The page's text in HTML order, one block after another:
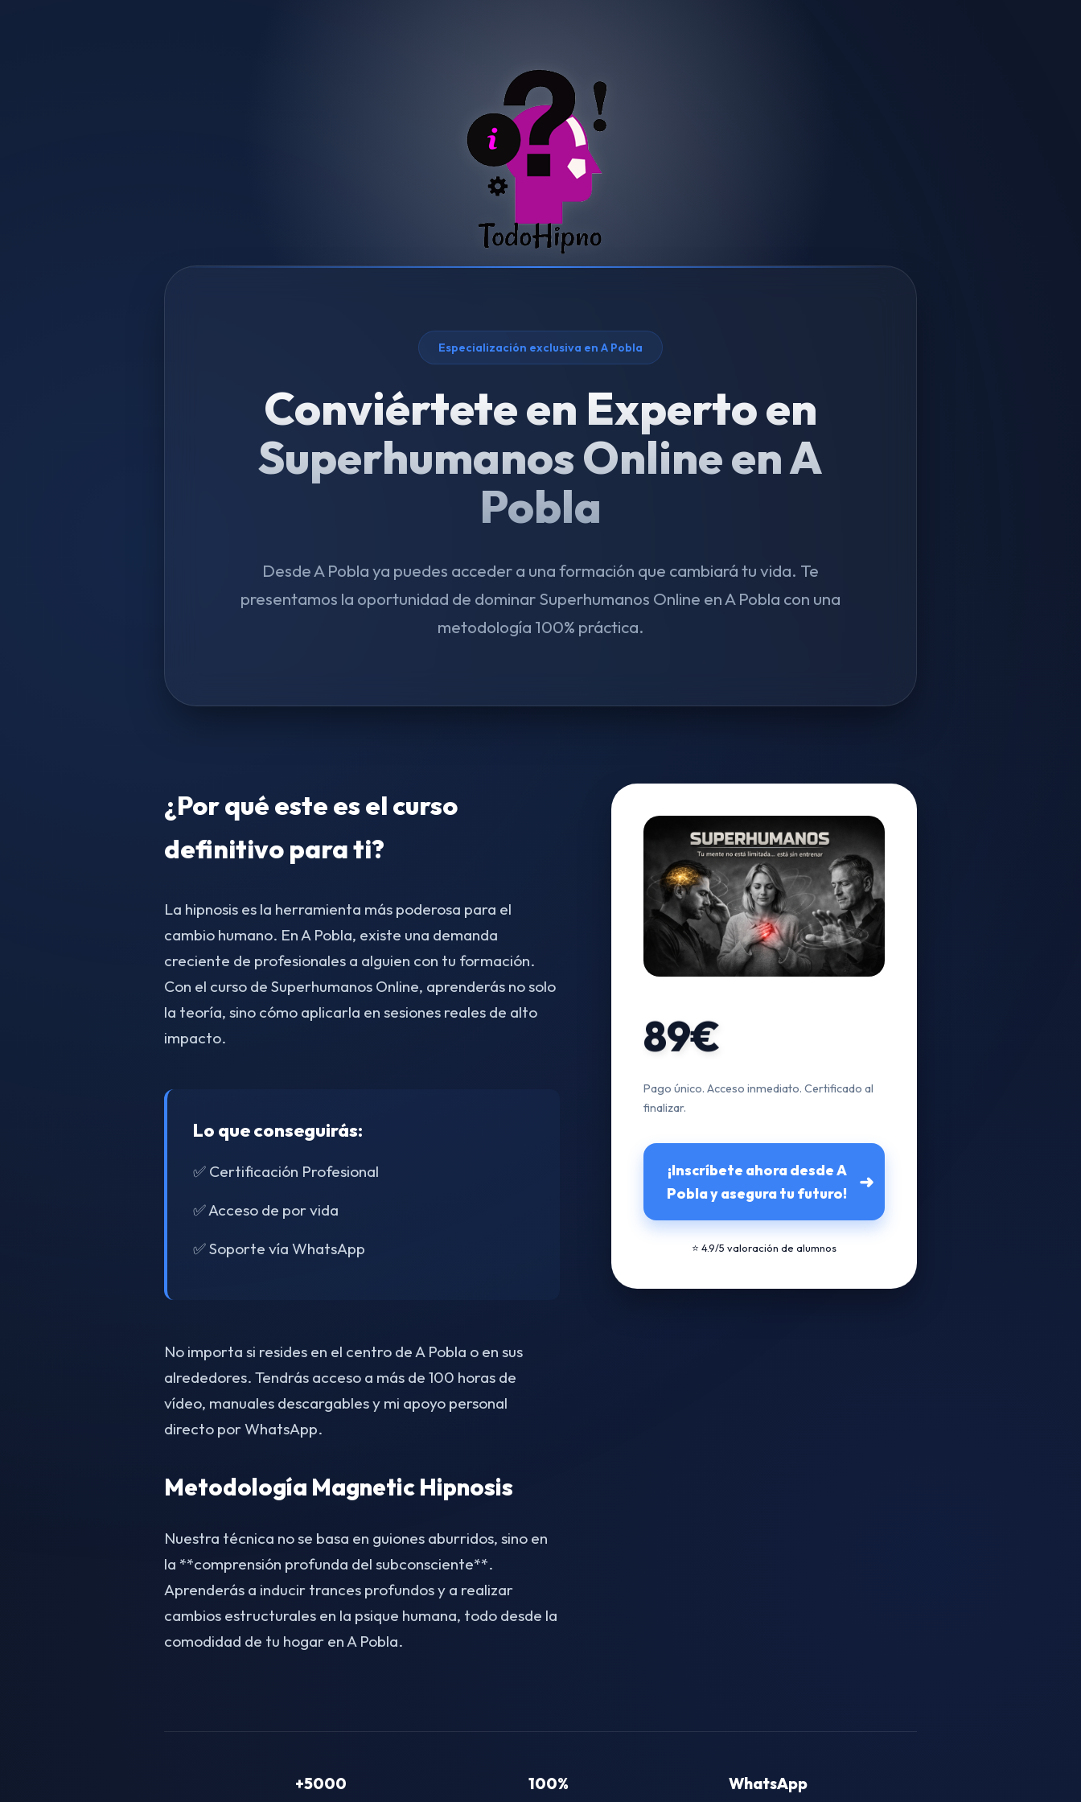
Especialización exclusiva en A Pobla
Conviértete en Experto en
Superhumanos Online en A
Pobla
Desde A Pobla ya puedes acceder a una formación que cambiará tu vida. Te
presentamos la oportunidad de dominar Superhumanos Online en A Pobla con una
metodología 100% práctica.
¿Por qué este es el curso
definitivo para ti?
La hipnosis es la herramienta más poderosa para el
cambio humano. En A Pobla, existe una demanda
creciente de profesionales a alguien con tu formación.
Con el curso de Superhumanos Online, aprenderás no solo
la teoría, sino cómo aplicarla en sesiones reales de alto
impacto.
Lo que conseguirás:
✅ Certificación Profesional
✅ Acceso de por vida
✅ Soporte vía WhatsApp
No importa si resides en el centro de A Pobla o en sus
alrededores. Tendrás acceso a más de 100 horas de
vídeo, manuales descargables y mi apoyo personal
directo por WhatsApp.
Metodología Magnetic Hipnosis
Nuestra técnica no se basa en guiones aburridos, sino en
la **comprensión profunda del subconsciente**.
Aprenderás a inducir trances profundos y a realizar
cambios estructurales en la psique humana, todo desde la
comodidad de tu hogar en A Pobla.
89€
Pago único. Acceso inmediato. Certificado al
finalizar.
¡Inscríbete ahora desde A
Pobla y asegura tu futuro!
➜
⭐ 4.9/5 valoración de alumnos
+5000 100% WhatsApp